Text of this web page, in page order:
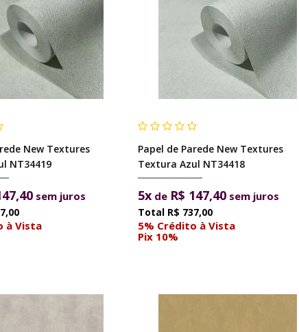
New Textures
NT34419
sem juros
à Vista
Papel de Parede New Textures
Textura Azul NT34418
5xde R$ 147,40sem juros
R$ 737,00
5% Crédito à Vista
Pix 10%